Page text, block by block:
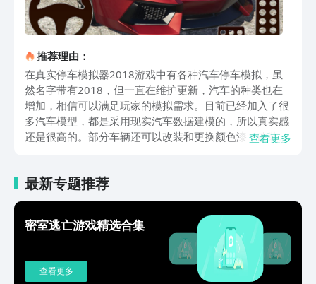
推荐理由：
在真实停车模拟器2018游戏中有各种汽车停车模拟，虽
然名字带有2018，但一直在维护更新，汽车的种类也在
增加，相信可以满足玩家的模拟需求。目前已经加入了很
多汽车模型，都是采用现实汽车数据建模的，所以真实感
还是很高的。部分车辆还可以改装和更换颜色漆，改装之
辅助道具，可以善加使用。为了更为真实，在地形上也给
了很多的选择，包括多种地下车库类型、室外停车场等，
复杂性让其增加了一定的操作难度，但相对的，掌握这些
地形能帮助玩家了解停车的要点。有大量的任务可以领
取，这些任务难度不一，难度越高的话，其要求也会更高
一些，当然，奖励还是比较丰富的。解锁更多的车辆会触
发更多的停车任务。好啦，以上内容就是真实停车模拟器
查看更多
最新专题推荐
密室逃亡游戏精选合集
查看更多